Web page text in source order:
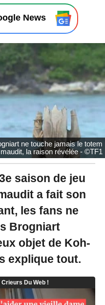
0
/
0
2
2
:
5
0
News
ne touche jamais le totem
maudit, la raison révélée - ©TF1
saison de jeu
a fait son
les fans ne
Brogniart
objet de Koh-
explique tout.